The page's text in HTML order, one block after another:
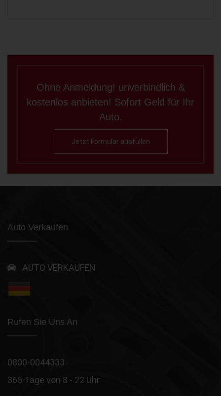
Ohne Anmeldung! unverbindlich &
kostenlos anbieten! Sofort Geld für Ihr
Auto.
Jetzt Formular ausfüllen
Auto Verkaufen
AUTO VERKAUFEN
Rufen Sie Uns An
0800-0044333
365 Tage von 8 - 22 Uhr